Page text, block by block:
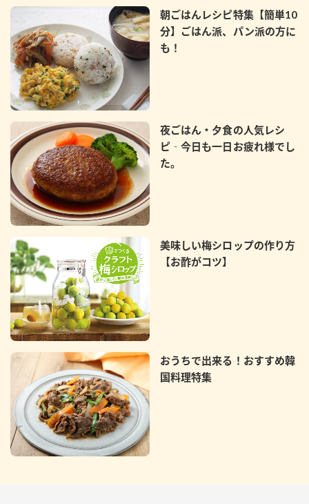
朝ごはんレシピ特集【簡単10
分】ごはん派、パン派の方に
も！
夜ごはん・夕食の人気レシ
ピ‐今日も一日お疲れ様でし
た。
美味しい梅シロップの作り方
【お酢がコツ】
おうちで出来る！おすすめ韓
国料理特集